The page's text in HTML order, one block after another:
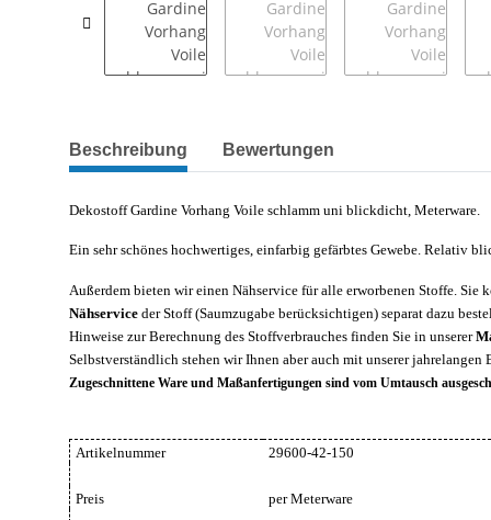
weitere Registerkarten anzeigen
Beschreibung Bewertungen
Dekostoff Gardine Vorhang Voile schlamm uni blickdicht, Meterware.
Ein sehr schönes hochwertiges, einfarbig gefärbtes Gewebe. Relativ
Außerdem bieten wir einen Nähservice für alle erworbenen Stoffe. Sie
Nähservice der Stoff (Saumzugabe berücksichtigen) separat dazu
Hinweise zur Berechnung des Stoffverbrauches finden Sie in unserer
Selbstverständlich stehen wir Ihnen aber auch mit unserer
Zugeschnittene Ware und Maßanfertigungen sind vom Umtausch
Artikelnummer 29600-42-150
Preis per Meterware